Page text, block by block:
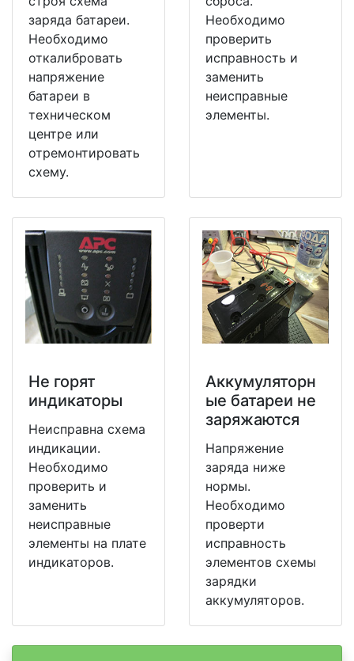
заряда батареи.
Необходимо
откалибровать
напряжение
батареи в
техническом
центре или
отремонтировать
схему.
Необходимо
проверить
исправность и
заменить
неисправные
элементы.
Не горят
индикаторы
Неисправна схема
индикации.
Необходимо
проверить и
заменить
неисправные
элементы на плате
индикаторов.
Аккумуляторн
ые батареи не
заряжаются
Напряжение
заряда ниже
нормы.
Необходимо
проверти
исправность
элементов схемы
зарядки
аккумуляторов.